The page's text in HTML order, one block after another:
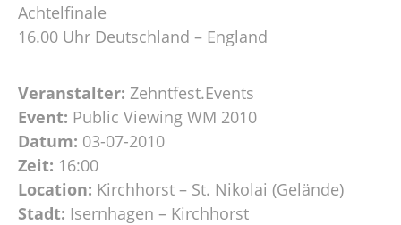
Achtelfinale
16.00 Uhr Deutschland – England
Veranstalter: Zehntfest.Events
Event: Public Viewing WM 2010
Datum: 03-07-2010
Zeit: 16:00
Location: Kirchhorst – St. Nikolai (Gelände)
Stadt: Isernhagen – Kirchhorst